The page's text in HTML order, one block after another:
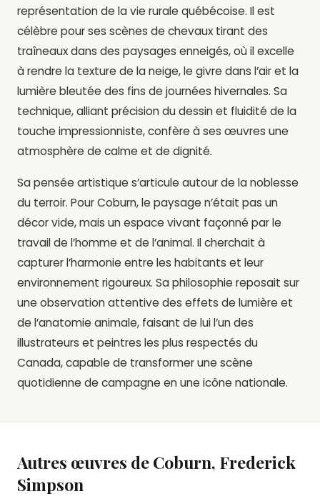
représentation de la vie rurale québécoise. Il est
célèbre pour ses scènes de chevaux tirant des
traîneaux dans des paysages enneigés, où il excelle
à rendre la texture de la neige, le givre dans l’air et la
lumière bleutée des fins de journées hivernales. Sa
technique, alliant précision du dessin et fluidité de la
touche impressionniste, confère à ses œuvres une
atmosphère de calme et de dignité.
Sa pensée artistique s’articule autour de la noblesse
du terroir. Pour Coburn, le paysage n’était pas un
décor vide, mais un espace vivant façonné par le
travail de l’homme et de l’animal. Il cherchait à
capturer l’harmonie entre les habitants et leur
environnement rigoureux. Sa philosophie reposait sur
une observation attentive des effets de lumière et
de l’anatomie animale, faisant de lui l’un des
illustrateurs et peintres les plus respectés du
Canada, capable de transformer une scène
quotidienne de campagne en une icône nationale.
Autres œuvres de Coburn, Frederick
Simpson